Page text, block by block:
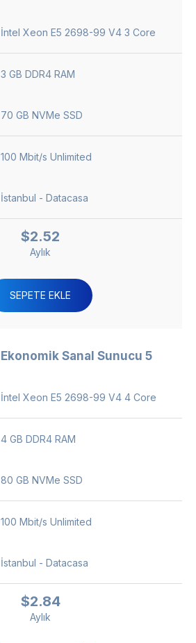
İntel Xeon E5 2698-99 V4 3 Core
3 GB DDR4 RAM
70 GB NVMe SSD
100 Mbit/s Unlimited
İstanbul - Datacasa
$2.52
Aylık
SEPETE EKLE
Ekonomik Sanal Sunucu 5
İntel Xeon E5 2698-99 V4 4 Core
4 GB DDR4 RAM
80 GB NVMe SSD
100 Mbit/s Unlimited
İstanbul - Datacasa
$2.84
Aylık